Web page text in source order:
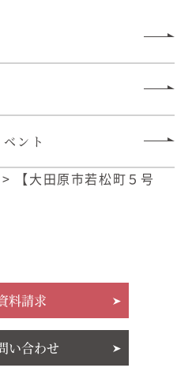
ント
>
【大田原市若松町５号
料請求
い合わせ